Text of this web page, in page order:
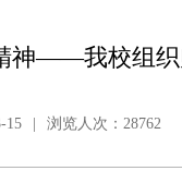
神——我校组
15 | 浏览人次：28762